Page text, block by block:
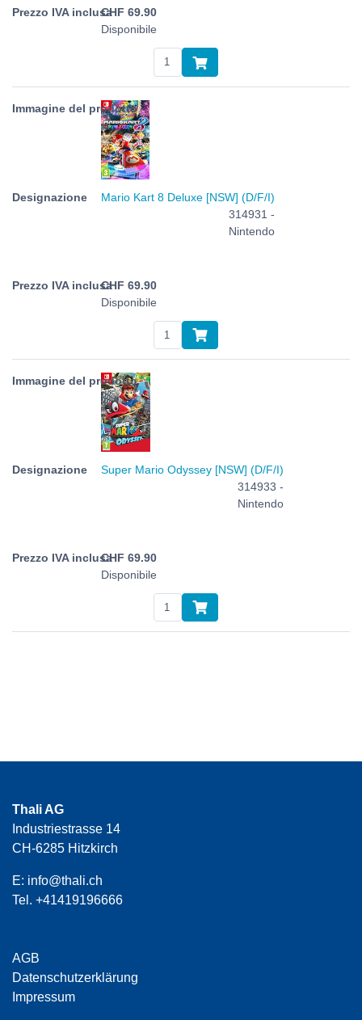
CHF 69.90
Disponibile
Mario Kart 8 Deluxe [NSW] (D/F/I)
314931 -
Nintendo
CHF 69.90
Disponibile
Super Mario Odyssey [NSW] (D/F/I)
314933 -
Nintendo
CHF 69.90
Disponibile
Thali AG
Industriestrasse 14
CH-6285 Hitzkirch
E: info@thali.ch
Tel. +41419196666
AGB
Datenschutzerklärung
Impressum